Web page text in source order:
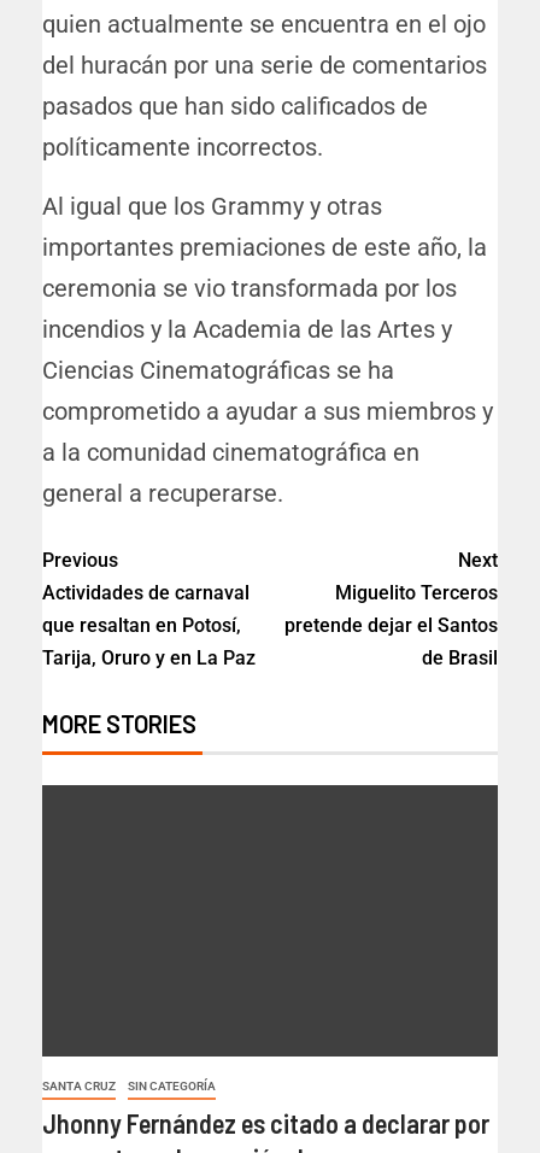
quien actualmente se encuentra en el ojo
del huracán por una serie de comentarios
pasados que han sido calificados de
políticamente incorrectos.
Al igual que los Grammy y otras
importantes premiaciones de este año, la
ceremonia se vio transformada por los
incendios y la Academia de las Artes y
Ciencias Cinematográficas se ha
comprometido a ayudar a sus miembros y
a la comunidad cinematográfica en
general a recuperarse.
Previous
Actividades de carnaval
que resaltan en Potosí,
Tarija, Oruro y en La Paz
Next
Miguelito Terceros
pretende dejar el Santos
de Brasil
MORE STORIES
SANTA CRUZ SIN CATEGORÍA
Jhonny Fernández es citado a declarar por